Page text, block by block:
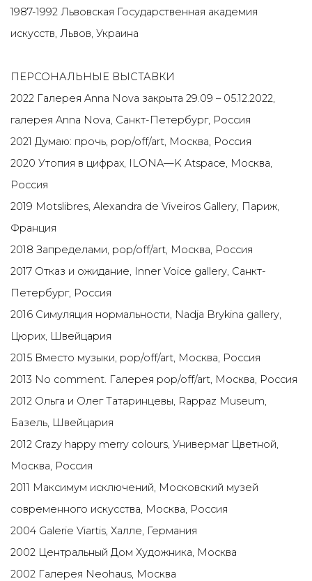
1987-1992 Львовская Государственная академия
искусств, Львов, Украина
ПЕРСОНАЛЬНЫЕ ВЫСТАВКИ
2022 Галерея Anna Nova закрыта 29.09 – 05.12.2022,
галерея Anna Nova, Санкт-Петербург, Россия
2021 Думаю: прочь, pop/off/art, Москва, Россия
2020 Утопия в цифрах, ILONA—K Atspace, Москва,
Россия
2019 Motslibres, Alexandra de Viveiros Gallery, Париж,
Франция
2018 Запределами, pop/off/art, Москва, Россия
2017 Отказ и ожидание, Inner Voice gallery, Санкт-
Петербург, Россия
2016 Симуляция нормальности, Nadja Brykina gallery,
Цюрих, Швейцария
2015 Вместо музыки, pop/off/art, Москва, Россия
2013 No comment. Галерея pop/off/art, Москва, Россия
2012 Ольга и Олег Татаринцевы, Rappaz Museum,
Базель, Швейцария
2012 Crazy happy merry colours, Универмаг Цветной,
Москва, Россия
2011 Максимум исключений, Московский музей
современного искусства, Москва, Россия
2004 Galerie Viartis, Халле, Германия
2002 Центральный Дом Художника, Москва
2002 Галерея Neohaus, Москва